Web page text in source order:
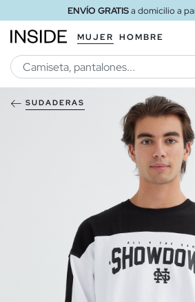
ENVÍO GRATISa domicilio a
MUJER HOMBRE
SUDADERAS